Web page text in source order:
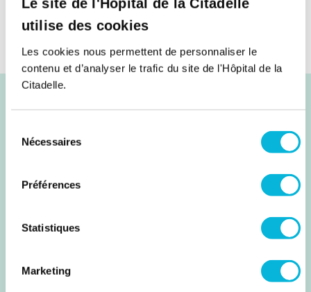
utilise des cookies
Les cookies nous permettent de personnaliser le
contenu et d’analyser le trafic du site de l'Hôpital de la
Citadelle.
Nécessaires
Préférences
Statistiques
Marketing
Cliquez pour voir l’email
EMPLOI
Notre processus de
recrutement
Le recrutement à la Citadelle suit des étapes
fonction. Certains recrutements sont plus simples
et rapides, d’autres demandent un processus plus